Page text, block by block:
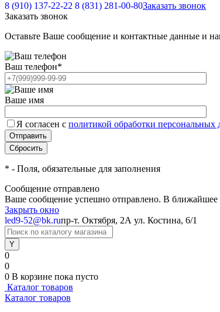
8 (910) 137-22-22 8 (831) 281-00-80Заказать звонок
Заказать звонок
Оставьте Ваше сообщение и контактные данные и
Ваш телефон*
Ваше имя
Я согласен с политикой обработки персональных
* - Поля, обязательные для заполнения
Сообщение отправлено
Ваше сообщение успешно отправлено. В ближайшее
Закрыть окно
led9-52@bk.ruпр-т. Октября, 2А ул. Костина, 6/1
0
0
0 В корзине пока пусто
Каталог товаров
Каталог товаров